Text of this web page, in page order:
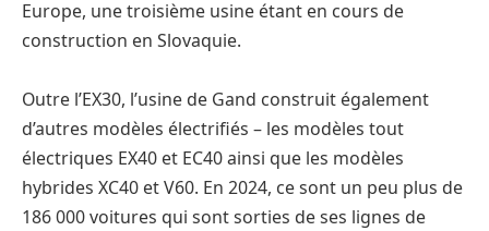
Europe, une troisième usine étant en cours de
construction en Slovaquie.
Outre l’EX30, l’usine de Gand construit également
d’autres modèles électrifiés – les modèles tout
électriques EX40 et EC40 ainsi que les modèles
hybrides XC40 et V60. En 2024, ce sont un peu plus de
186 000 voitures qui sont sorties de ses lignes de